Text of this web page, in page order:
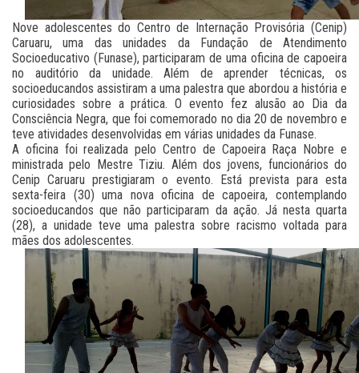
Nove adolescentes do Centro de Internação Provisória (Cenip)
Caruaru, uma das unidades da Fundação de Atendimento
Socioeducativo (Funase), participaram de uma oficina de capoeira
no auditório da unidade. Além de aprender técnicas, os
socioeducandos assistiram a uma palestra que abordou a história e
curiosidades sobre a prática. O evento fez alusão ao Dia da
Consciência Negra, que foi comemorado no dia 20 de novembro e
teve atividades desenvolvidas em várias unidades da Funase.
A oficina foi realizada pelo Centro de Capoeira Raça Nobre e
ministrada pelo Mestre Tiziu. Além dos jovens, funcionários do
Cenip Caruaru prestigiaram o evento. Está prevista para esta
sexta-feira (30) uma nova oficina de capoeira, contemplando
socioeducandos que não participaram da ação. Já nesta quarta
(28), a unidade teve uma palestra sobre racismo voltada para
mães dos adolescentes.